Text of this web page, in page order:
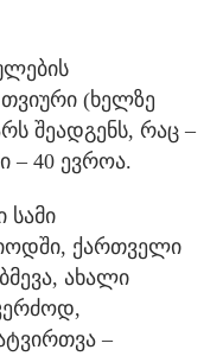
(ხელზე
შეადგენს, რაც –
– 40 ევროა.
სამი
ქართველი
ახალი
–